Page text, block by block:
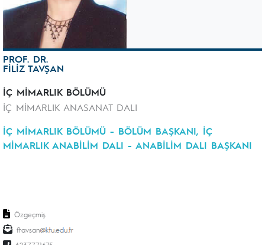
PROF. DR.
FİLİZ TAVŞAN
İÇ MİMARLIK BÖLÜMÜ
İÇ MİMARLIK ANASANAT DALI
İÇ MİMARLIK BÖLÜMÜ - BÖLÜM BAŞKANI, İÇ
MİMARLIK ANABİLİM DALI - ANABİLİM DALI BAŞKANI
Özgeçmiş
ftavsan